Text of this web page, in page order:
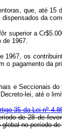
que, até 15
da
a
de 1967.
os
o pagamento da
Seccionais do
lei, até o
35 da Lei nº
de 28 de
no período